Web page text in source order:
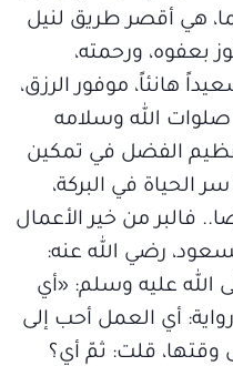
هي أقصر طريق لنيل
بعفوه، ورحمته،
هانئاً، موفور الرزق،
صلوات الله وسلامه
عظيم الفضل في تمكين
الحياة في البركة،
فالبر من خير الأعمال
رضي الله عنه:
عليه وسلم: «أي
أي العمل أحب إلى
وقتها، قلت: ثمّ أي؟